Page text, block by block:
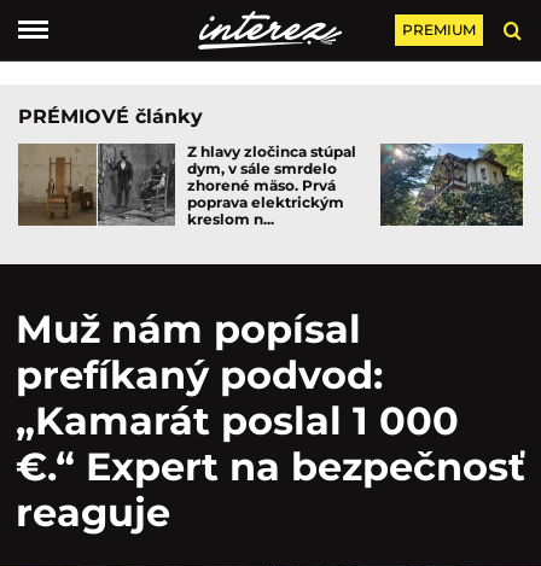
PREMIUM
PRÉMIOVÉ články
Z hlavy zločinca stúpal
dym, v sále smrdelo
zhorené mäso. Prvá
poprava elektrickým
kreslom n...
Muž nám popísal
prefíkaný podvod:
„Kamarát poslal 1 000
€.“ Expert na bezpečnosť
reaguje